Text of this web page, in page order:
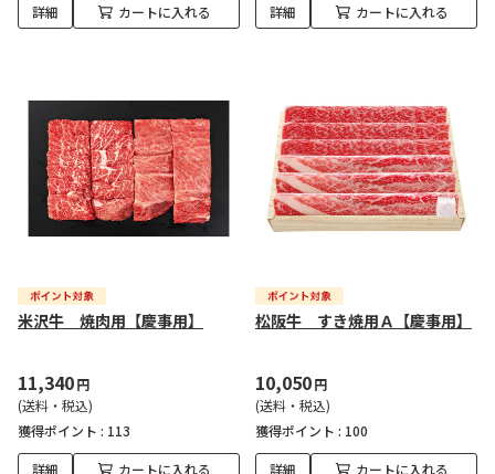
詳細 カートに入れる 詳細 カートに入れる
米沢牛 焼肉用【慶事用】
11,340円
(送料・税込)
獲得ポイント : 113
詳細 カートに入れる
松阪牛 すき焼用Ａ【慶事用】
10,050円
(送料・税込)
獲得ポイント : 100
詳細 カートに入れる